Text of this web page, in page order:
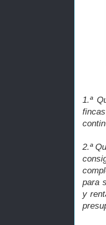
1.ª
2.ª
para
y